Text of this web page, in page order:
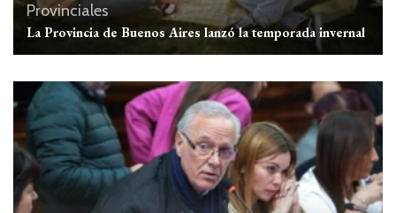
Provinciales
La Provincia de Buenos Aires lanzó la temporada invernal